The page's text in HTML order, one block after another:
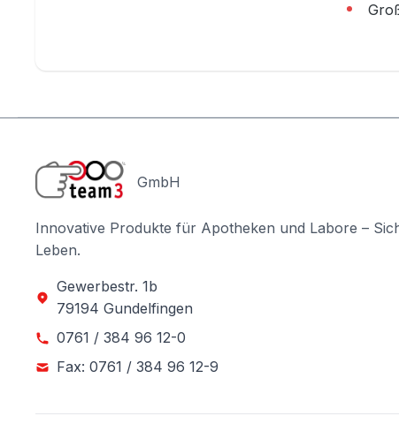
GmbH
Innovative Produkte für Apotheken und Labore –
Leben.
Gewerbestr. 1b
79194 Gundelfingen
0761 / 384 96 12-0
Fax: 0761 / 384 96 12-9